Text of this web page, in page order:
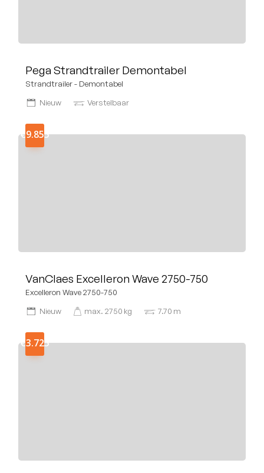
Pega Strandtrailer Demontabel
Strandtrailer - Demontabel
Nieuw
Verstelbaar
€9.855
VanClaes Excelleron Wave 2750-750
Excelleron Wave 2750-750
Nieuw
max. 2750 kg 7.70 m
€3.725